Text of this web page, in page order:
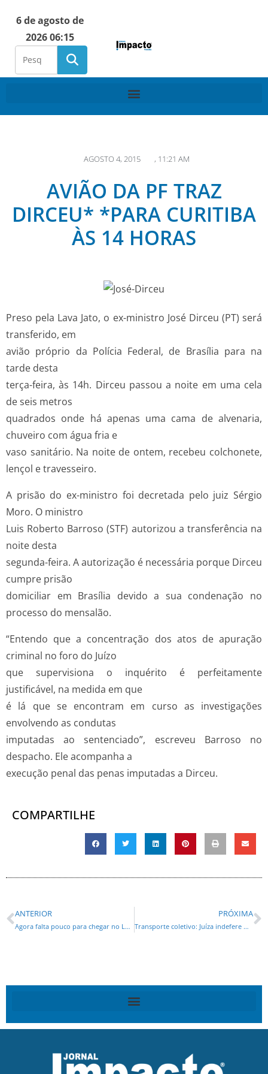
6 de agosto de
2026 06:15
AGOSTO 4, 2015 , 11:21 AM
AVIÃO DA PF TRAZ
DIRCEU* *PARA CURITIBA
ÀS 14 HORAS
Preso pela Lava Jato, o ex-ministro José Dirceu (PT) será
transferido, em
avião próprio da Polícia Federal, de Brasília para na
tarde desta
terça-feira, às 14h. Dirceu passou a noite em uma cela
de seis metros
quadrados onde há apenas uma cama de alvenaria,
chuveiro com água fria e
vaso sanitário. Na noite de ontem, recebeu colchonete,
lençol e travesseiro.
A prisão do ex-ministro foi decretada pelo juiz Sérgio
Moro. O ministro
Luis Roberto Barroso (STF) autorizou a transferência na
noite desta
segunda-feira. A autorização é necessária porque Dirceu
cumpre prisão
domiciliar em Brasília devido a sua condenação no
processo do mensalão.
“Entendo que a concentração dos atos de apuração
criminal no foro do Juízo
que supervisiona o inquérito é perfeitamente
justificável, na medida em que
é lá que se encontram em curso as investigações
envolvendo as condutas
imputadas ao sentenciado”, escreveu Barroso no
despacho. Ele acompanha a
execução penal das penas imputadas a Dirceu.
COMPARTILHE
ANTERIOR
Agora falta pouco para chegar no Lula e na Dilma, diz Caiado
PRÓXIMA
Transporte coletivo: Juíza indefere medida liminar do deputado Quarengui -Requião Filho*